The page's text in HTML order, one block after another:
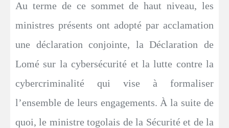
Au terme de ce sommet de haut niveau, les
ministres présents ont adopté par acclamation
une déclaration conjointe, la Déclaration de
Lomé sur la cybersécurité et la lutte contre la
cybercriminalité qui vise à formaliser
l’ensemble de leurs engagements. À la suite de
quoi, le ministre togolais de la Sécurité et de la